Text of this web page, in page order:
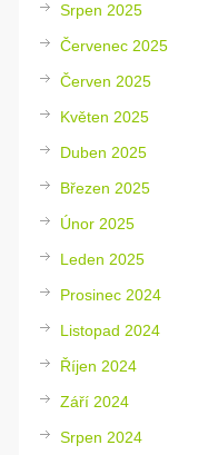
Srpen 2025
Červenec 2025
Červen 2025
Květen 2025
Duben 2025
Březen 2025
Únor 2025
Leden 2025
Prosinec 2024
Listopad 2024
Říjen 2024
Září 2024
Srpen 2024